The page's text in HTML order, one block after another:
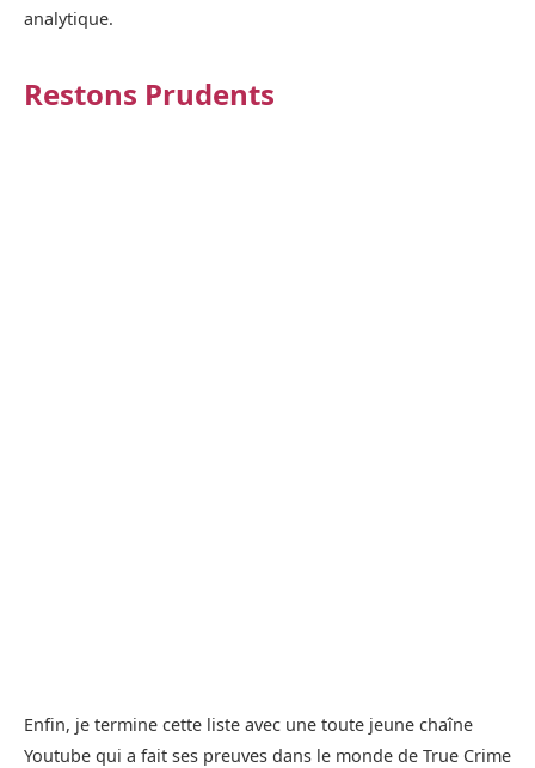
analytique.
Restons Prudents
Enfin, je termine cette liste avec une toute jeune chaîne
Youtube qui a fait ses preuves dans le monde de True Crime